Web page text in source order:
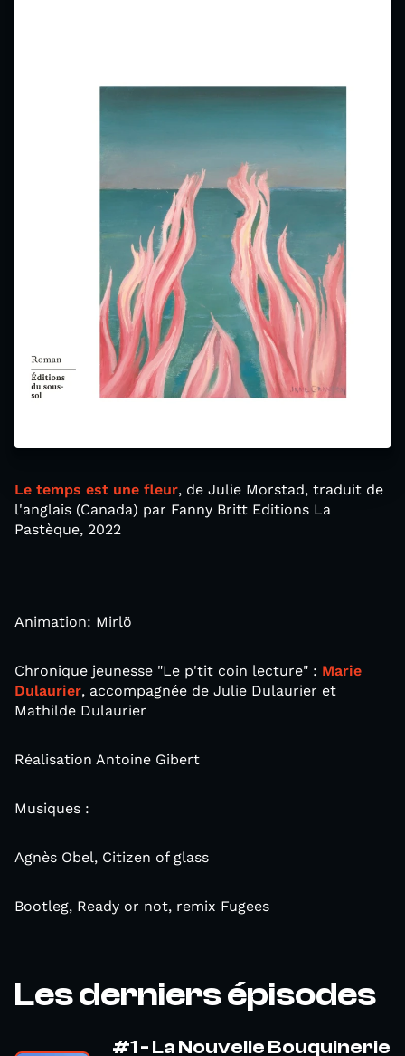
Le temps est une fleur, de Julie Morstad, traduit de
l'anglais (Canada) par Fanny Britt Editions La
Pastèque, 2022
Animation: Mirlö
Chronique jeunesse "Le p'tit coin lecture" : Marie
Dulaurier, accompagnée de Julie Dulaurier et
Mathilde Dulaurier
Réalisation Antoine Gibert
Musiques :
Agnès Obel, Citizen of glass
Bootleg, Ready or not, remix Fugees
Les derniers épisodes
#1 - La Nouvelle Bouquinerie